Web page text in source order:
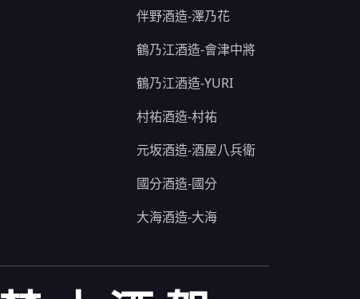
伴野酒造-澤乃花
鶴乃江酒造-會津中將
鶴乃江酒造-YURI
村祐酒造-村祐
元坂酒造-酒屋八兵衛
國分酒造-國分
大海酒造-大海